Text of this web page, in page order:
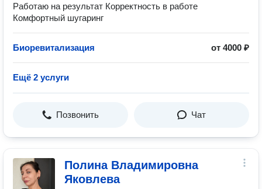
Работаю на результат Корректность в работе
Комфортный шугаринг
Биоревитализация от 4000 ₽
Ещё 2 услуги
Позвонить Чат
Полина Владимировна
Яковлева